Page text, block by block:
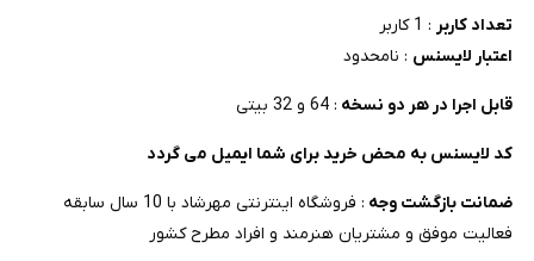
تعداد کاربر : 1 کاربر
اعتبار لایسنس : نامحدود
قابل اجرا در هر دو نسخه : 64 و 32 بیتی
کد لایسنس به محض خرید برای شما ایمیل می گردد
ضمانت بازگشت وجه
: فروشگاه اینترنتی مهرشاد با 10 سال سابقه
فعالیت موفق و مشتریان هنرمند و افراد مطرح کشور